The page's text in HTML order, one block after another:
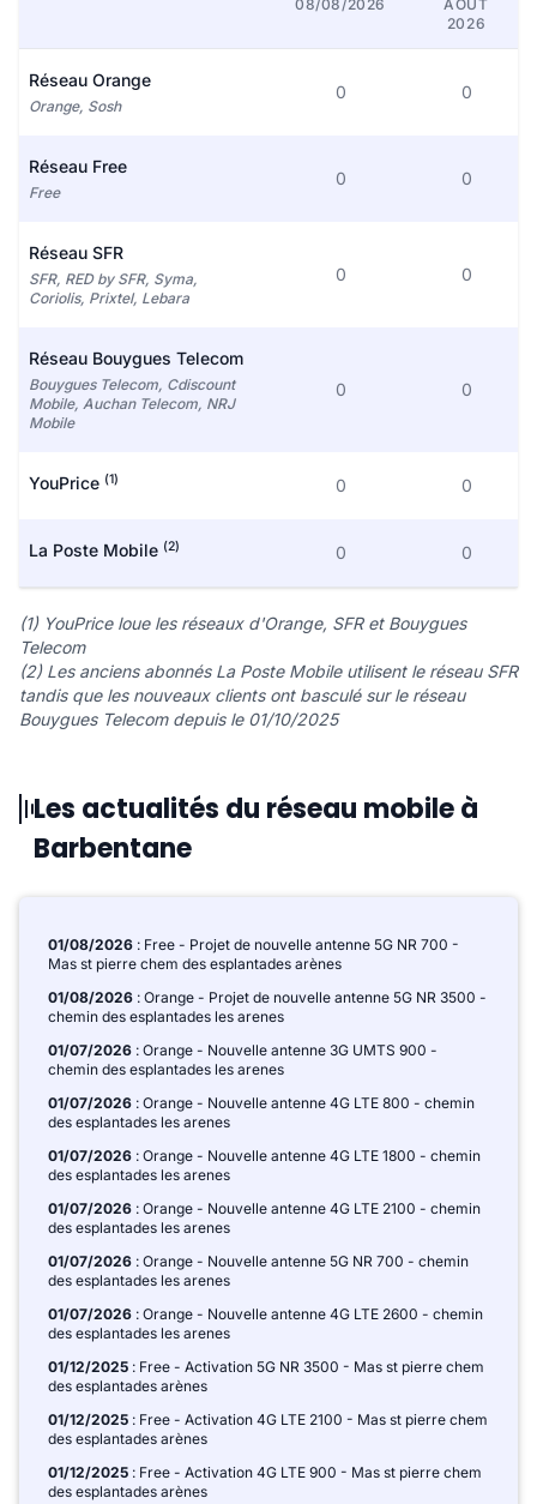
08/08/2026
AOÛT
2026
Réseau Orange
Orange, Sosh
0 0
Réseau Free
Free
0 0
Réseau SFR
SFR, RED by SFR, Syma,
Coriolis, Prixtel, Lebara
0 0
Réseau Bouygues Telecom
Bouygues Telecom, Cdiscount
Mobile, Auchan Telecom, NRJ
Mobile
0 0
YouPrice (1) 0 0
La Poste Mobile (2) 0 0
(1) YouPrice loue les réseaux d'Orange, SFR et Bouygues
Telecom
(2) Les anciens abonnés La Poste Mobile utilisent le réseau SFR
tandis que les nouveaux clients ont basculé sur le réseau
Bouygues Telecom depuis le 01/10/2025
Les actualités du réseau mobile à
Barbentane
01/08/2026 : Free - Projet de nouvelle antenne 5G NR 700 -
Mas st pierre chem des esplantades arènes
01/08/2026 : Orange - Projet de nouvelle antenne 5G NR 3500 -
chemin des esplantades les arenes
01/07/2026 : Orange - Nouvelle antenne 3G UMTS 900 -
chemin des esplantades les arenes
01/07/2026 : Orange - Nouvelle antenne 4G LTE 800 - chemin
des esplantades les arenes
01/07/2026 : Orange - Nouvelle antenne 4G LTE 1800 - chemin
des esplantades les arenes
01/07/2026 : Orange - Nouvelle antenne 4G LTE 2100 - chemin
des esplantades les arenes
01/07/2026 : Orange - Nouvelle antenne 5G NR 700 - chemin
des esplantades les arenes
01/07/2026 : Orange - Nouvelle antenne 4G LTE 2600 - chemin
des esplantades les arenes
01/12/2025 : Free - Activation 5G NR 3500 - Mas st pierre chem
des esplantades arènes
01/12/2025 : Free - Activation 4G LTE 2100 - Mas st pierre chem
des esplantades arènes
01/12/2025 : Free - Activation 4G LTE 900 - Mas st pierre chem
des esplantades arènes